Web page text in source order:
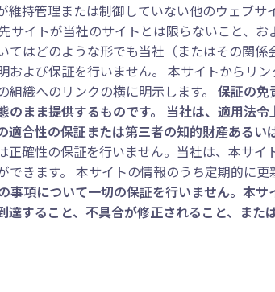
持管理または制御していない他のウェブ
サイトが当社のサイトとは限らないこと、
てはどのような形でも当社（またはその関
よび保証を行いません。 本サイトからリ
織へのリンクの横に明示します。 保証の免
まま提供するものです。 当社は、適用法
合性の保証または第三者の知的財産あるい
確性の保証を行いません。当社は、本サ
きます。 本サイトの情報のうち定期的に
事項について一切の保証を行いません。本
すること、不具合が修正されること、ま